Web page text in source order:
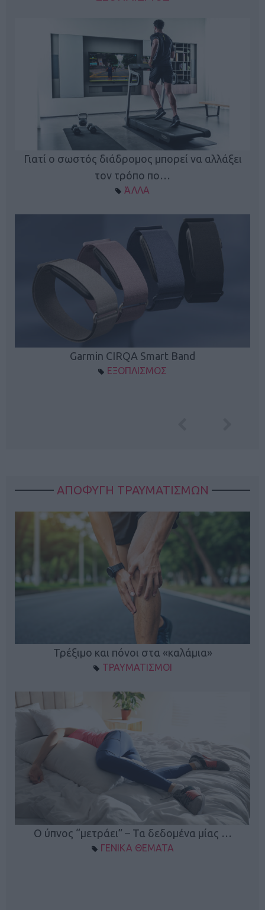
Γιατί ο σωστός διάδρομος μπορεί να αλλάξει
τον τρόπο πο…
ΆΛΛΑ
Garmin CIRQA Smart Band
ΕΞΟΠΛΙΣΜΟΣ
ΑΠΟΦΥΓΗ ΤΡΑΥΜΑΤΙΣΜΩΝ
Τρέξιμο και πόνοι στα «καλάμια»
ΤΡΑΥΜΑΤΙΣΜΟΙ
Ο ύπνος “μετράει” – Τα δεδομένα μίας …
ΓΕΝΙΚΑ ΘΕΜΑΤΑ